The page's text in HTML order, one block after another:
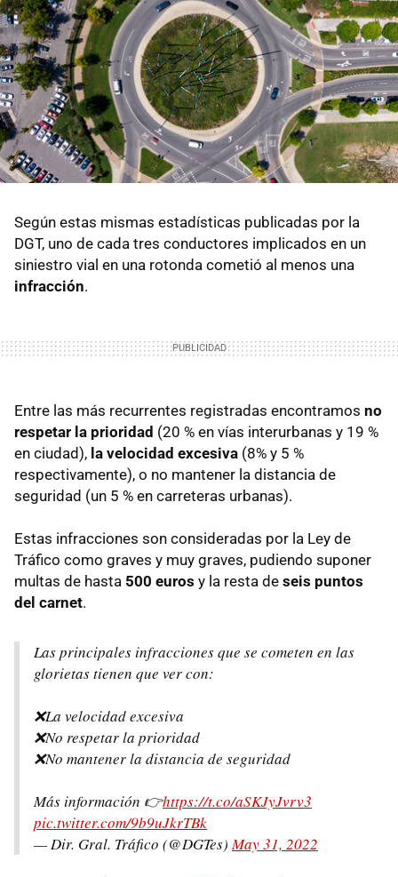
Según estas mismas estadísticas publicadas por la
DGT, uno de cada tres conductores implicados en un
siniestro vial en una rotonda cometió al menos una
infracción.
Entre las más recurrentes registradas encontramos no
respetar la prioridad (20 % en vías interurbanas y 19 %
en ciudad), la velocidad excesiva (8% y 5 %
respectivamente), o no mantener la distancia de
seguridad (un 5 % en carreteras urbanas).
Estas infracciones son consideradas por la Ley de
Tráfico como graves y muy graves, pudiendo suponer
multas de hasta 500 euros y la resta de seis puntos
del carnet.
Las principales infracciones que se cometen en las
glorietas tienen que ver con:
❌La velocidad excesiva
❌No respetar la prioridad
❌No mantener la distancia de seguridad
Más información 👉https://t.co/aSKJyJvrv3
pic.twitter.com/9b9uJkrTBk
— Dir. Gral. Tráfico (@DGTes)May 31, 2022